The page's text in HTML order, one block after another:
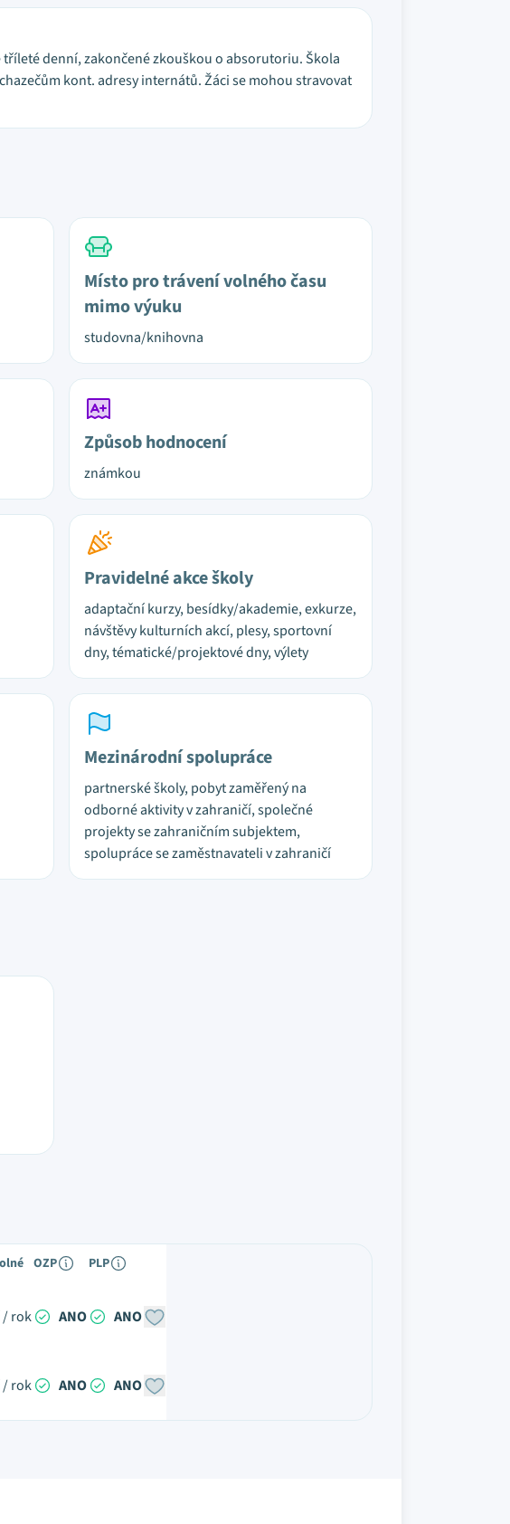
denní, zakončené zkouškou o absorutoriu. Škola
kont. adresy internátů. Žáci se mohou stravovat
Místo pro trávení volného času
mimo výuku
studovna/knihovna
Způsob hodnocení
známkou
Pravidelné akce školy
adaptační kurzy, besídky/akademie, exkurze,
návštěvy kulturních akcí, plesy, sportovní
dny, tématické/projektové dny, výlety
Mezinárodní spolupráce
partnerské školy, pobyt zaměřený na
odborné aktivity v zahraničí, společné
projekty se zahraničním subjektem,
spolupráce se zaměstnavateli v zahraničí
OZP PLP
/ rok ANO ANO
/ rok ANO ANO